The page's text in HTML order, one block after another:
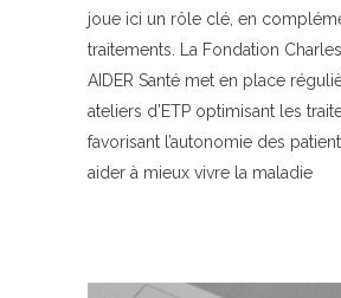
joue ici un rôle clé, en
traitements. La Fondation
AIDER Santé met en place
ateliers d’ETP optimisant les
favorisant l’autonomie des
aider à mieux vivre la maladie